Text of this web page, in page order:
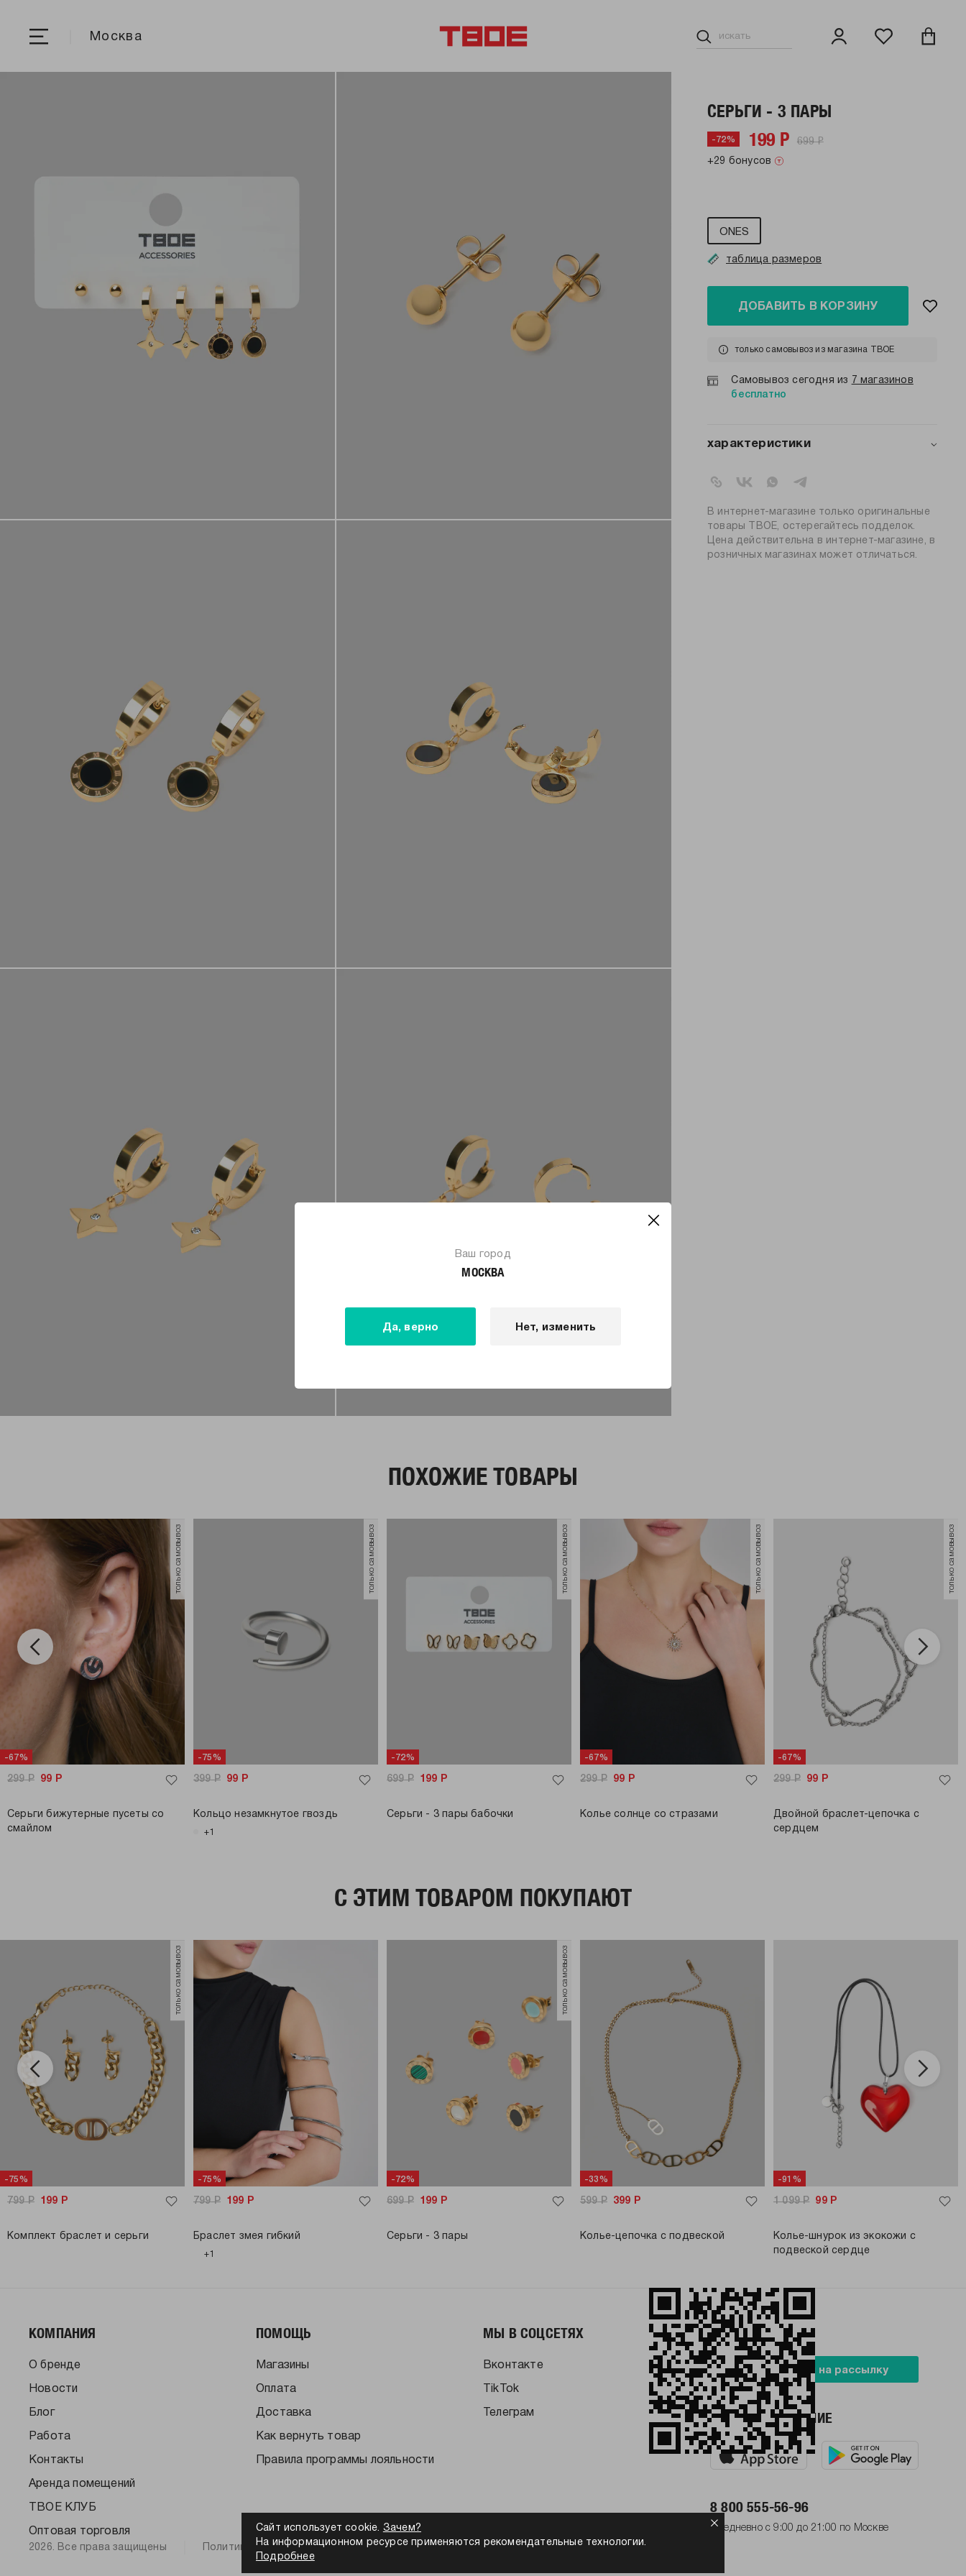
Москва
Ваш город
МОСКВА
Да, верно Нет, изменить
СЕРЬГИ - 3 ПАРЫ
-72% 199 Р 699 Р
+29 бонусов
ONES
таблица размеров
ДОБАВИТЬ В КОРЗИНУ
только самовывоз из магазина ТВОЕ
Самовывоз сегодня из
7 магазинов
бесплатно
характеристики
коллекция:
вид застежки:
пусеты, конго
цвет:
разноцветный
состав:
100% нержавеющая
сталь
В интернет-магазине только оригинальные
товары ТВОЕ, остерегайтесь подделок.
Цена действительна в интернет-магазине, в
розничных магазинах может отличаться.
ПОХОЖИЕ ТОВАРЫ
-67%
только самовывоз
299Р 99 Р
Серьги бижутерные пусеты со
смайлом
-75%
только самовывоз
399Р 99 Р
Кольцо незамкнутое гвоздь
+1
-72%
только самовывоз
699Р 199 Р
Серьги - 3 пары бабочки
-67%
только самовывоз
299Р 99 Р
Колье солнце со стразами
-67%
только самовывоз
299Р 99 Р
Двойной браслет-цепочка с
сердцем
C ЭТИМ ТОВАРОМ ПОКУПАЮТ
-75%
только самовывоз
799Р 199 Р
Комплект браслет и серьги
-75%
799Р 199 Р
Браслет змея гибкий
+1
-72%
только самовывоз
699Р 199 Р
Серьги - 3 пары
-33%
599Р 399 Р
Колье-цепочка с подвеской
-91%
1 099Р 99Р
Колье-шнурок из экокожи с
подвеской сердце
Сайт использует cookie. Зачем?
На информационном ресурсе применяются рекомендательные технологии.
Подробнее
КОМПАНИЯ
О бренде
Новости
Блог
Работа
Контакты
Аренда помещений
ТВОЕ КЛУБ
Оптовая торговля
ПОМОЩЬ
Магазины
Оплата
Доставка
Как вернуть товар
Правила программы лояльности
МЫ В СОЦСЕТЯХ
Вконтакте
TikTok
Телеграм
БУДЬ В ТРЕНДЕ
Подписаться на рассылку
НАШЕ ПРИЛОЖЕНИЕ
8 800 555-56-96
Ежедневно с 9:00 до 21:00 по Москве
2026. Все права защищены Политика конфиденциальности Согласие на обработку персональных данных